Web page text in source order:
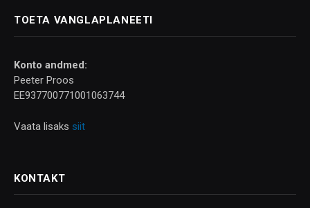
TOETA VANGLAPLANEETI
Konto andmed:
Peeter Proos
EE937700771001063744
Vaata lisaks siit
KONTAKT